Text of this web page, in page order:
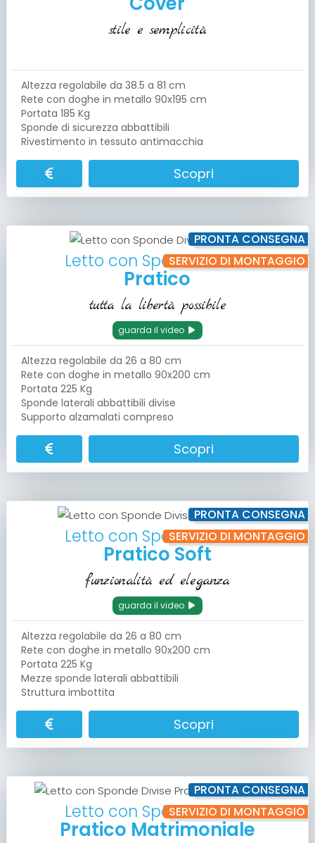
stile e semplicità
Altezza regolabile da 38.5 a 81 cm
Rete con doghe in metallo 90x195 cm
Portata 185 Kg
Sponde di sicurezza abbattibili
Rivestimento in tessuto antimacchia
Scopri
PRONTA CONSEGNA
SERVIZIO DI MONTAGGIO
Letto con Sponde Divise
Pratico
tutta la libertà possibile
guarda il video
Altezza regolabile da 26 a 80 cm
Rete con doghe in metallo 90x200 cm
Portata 225 Kg
Sponde laterali abbattibili divise
Supporto alzamalati compreso
Scopri
PRONTA CONSEGNA
SERVIZIO DI MONTAGGIO
Letto con Sponde Divise
Pratico Soft
funzionalità ed eleganza
guarda il video
Altezza regolabile da 26 a 80 cm
Rete con doghe in metallo 90x200 cm
Portata 225 Kg
Mezze sponde laterali abbattibili
Struttura imbottita
Scopri
PRONTA CONSEGNA
SERVIZIO DI MONTAGGIO
Letto con Sponde Divise
Pratico Matrimoniale